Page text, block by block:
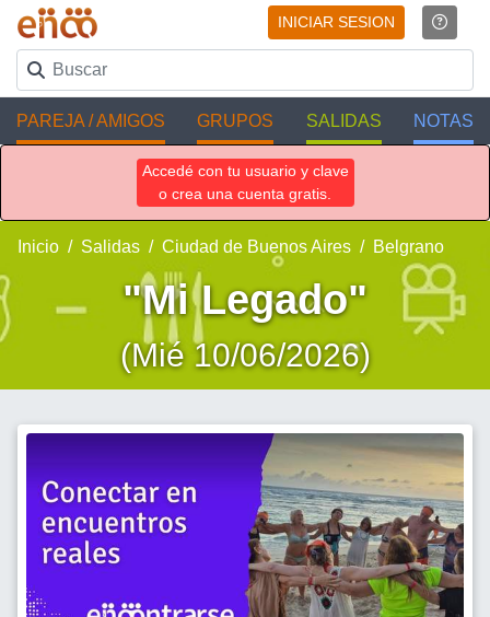
INICIAR SESION
PAREJA / AMIGOS GRUPOS SALIDAS NOTAS
Accedé con tu usuario y clave
o crea una cuenta gratis.
Inicio Salidas Ciudad de Buenos Aires Belgrano
"Mi Legado"
(Mié 10/06/2026)